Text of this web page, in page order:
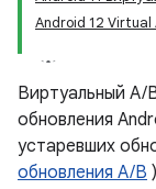
Android 12 Virtual
Виртуальный A/
обновления
устаревших
обновления A/B